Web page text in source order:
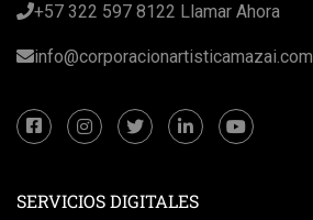
+57 322 597 8122 Llamar Ahora
info@corporacionartisticamazai.com
SERVICIOS DIGITALES